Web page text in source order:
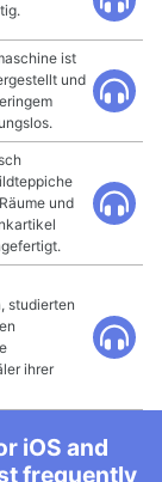
ist
und
und
studierten
ihrer
iOS and
frequently